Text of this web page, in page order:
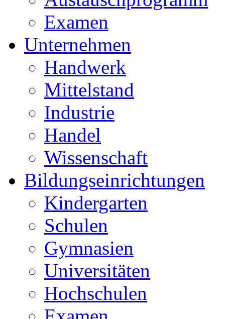
Examen
Unternehmen
Handwerk
Mittelstand
Industrie
Handel
Wissenschaft
Bildungseinrichtungen
Kindergarten
Schulen
Gymnasien
Universitäten
Hochschulen